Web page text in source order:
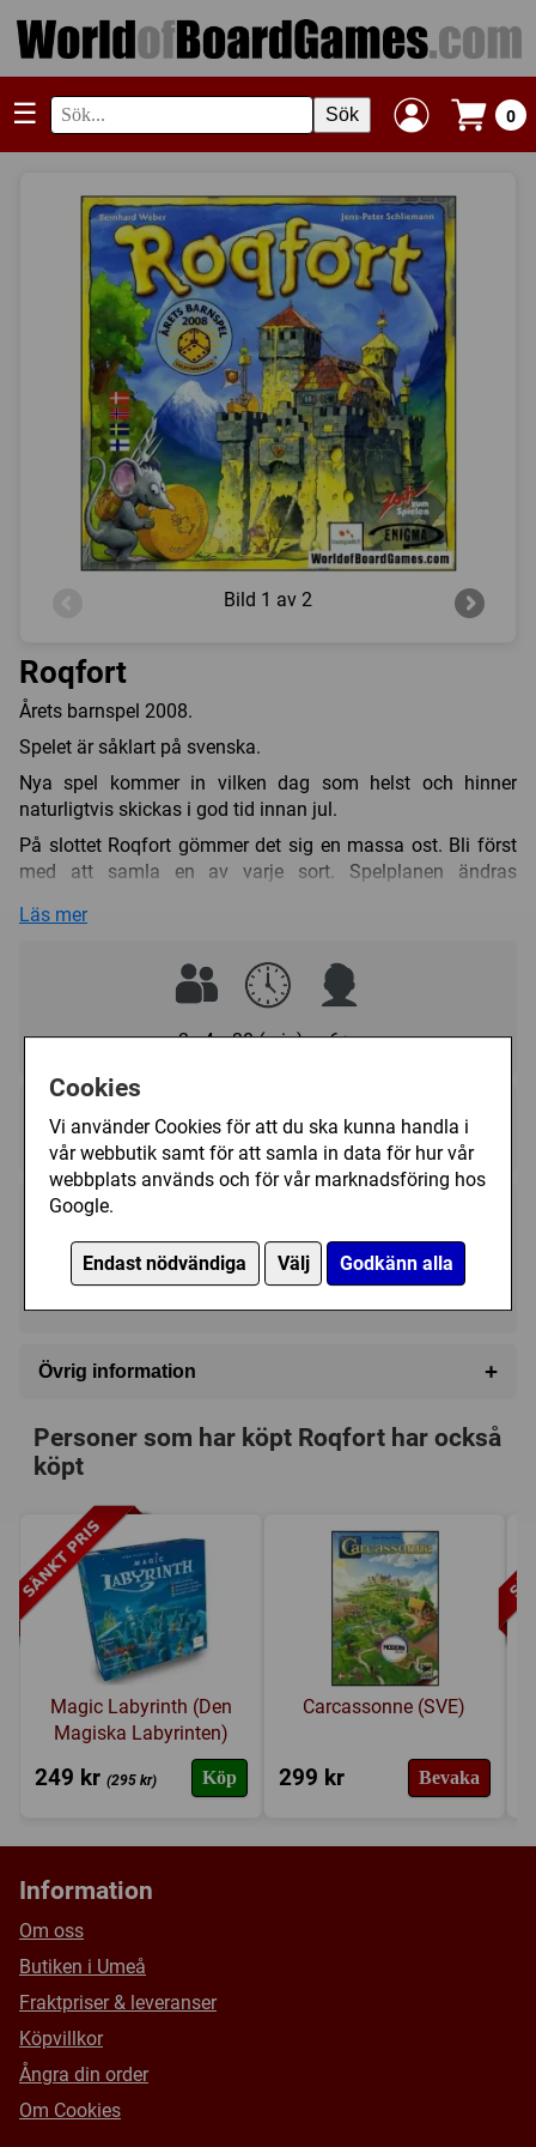
Cookies
Vi använder Cookies för att du ska kunna handla i
vår webbutik samt för att samla in data för hur vår
webbplats används och för vår marknadsföring hos
Google.
Endast nödvändiga Välj Godkänn alla
☰ Sök 0
Bild 1 av 2
Roqfort
Årets barnspel 2008.
Spelet är såklart på svenska.
Nya spel kommer in vilken dag som helst och hinner
naturligtvis skickas i god tid innan jul.
På slottet Roqfort gömmer det sig en massa ost. Bli först
med att samla en av varje sort. Spelplanen ändras
Kan du samla alla sorters ost innan dina möss trillar ner i
Små humoristiska möss (underbart roliga spelmarkörer)
kilar omkring i en borg för att leta efter ost. En originell
tredimensionell spelplan gör att mössen lätt kan ramla ner
spelbrickor gör att de läckra ostbitarna dyker upp där du
minst kan ana. Eller kan du?
Kul, spännande och lämpligt för alla åldrarfrån cirka sex år.
Läs mer
2 - 4 30 (min) 6+
★★★★★★★★★★
★★★★★★★★★★
289 kr Utgått
Övrig information +
Serie: Årets Barnspel
Kategori:
points
Tillverkare: Lautapelit
Länkar: Tillverkarens hemsida
BoardGameGeek
Försälj. rank:14165/18139
Personer som har köpt Roqfort har också
köpt
Magic Labyrinth (Den
Magiska Labyrinten)
249 kr (295 kr) Köp
Carcassonne (SVE)
299 kr Bevaka
Information
Om oss
Butiken i Umeå
Fraktpriser & leveranser
Köpvillkor
Ångra din order
Om Cookies